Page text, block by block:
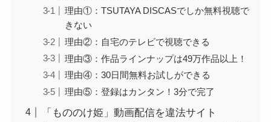
理由①：TSUTAYA DISCASでしか無料視聴で
きない
理由②：自宅のテレビで視聴できる
理由③：作品ラインナップは49万作品以上！
理由④：30日間無料お試しができる
理由⑤：登録はカンタン！3分で完了
「もののけ姫」動画配信を違法サイト